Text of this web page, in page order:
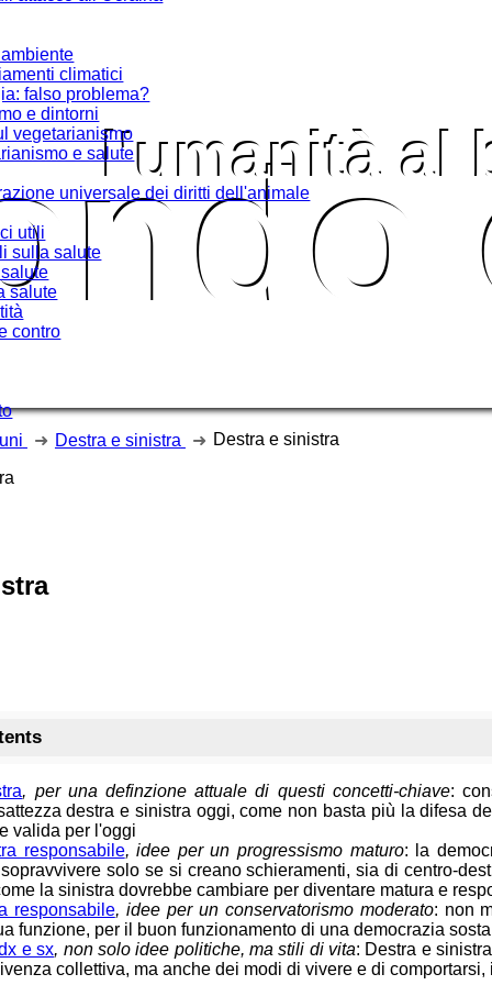
l'umanità al
climatici
falso problema?
e dintorni
vegetarianismo
e salute
universale dei diritti dell'animale
utili
sulla salute
salute
contro
Destra e sinistra Destra e sinistra
, per una definzione attuale di questi concetti-chiave:
destra e sinistra oggi, come non basta più la difesa
valida per l'oggi
responsabile, idee per un progressismo maturo: la
solo se si creano schieramenti, sia di centro-
la sinistra dovrebbe cambiare per diventare matura e
responsabile, idee per un conservatorismo moderato: non
funzione, per il buon funzionamento di una democrazia
e sx, non solo idee politiche, ma stili di vita: Destra e
collettiva, ma anche dei modi di vivere e di